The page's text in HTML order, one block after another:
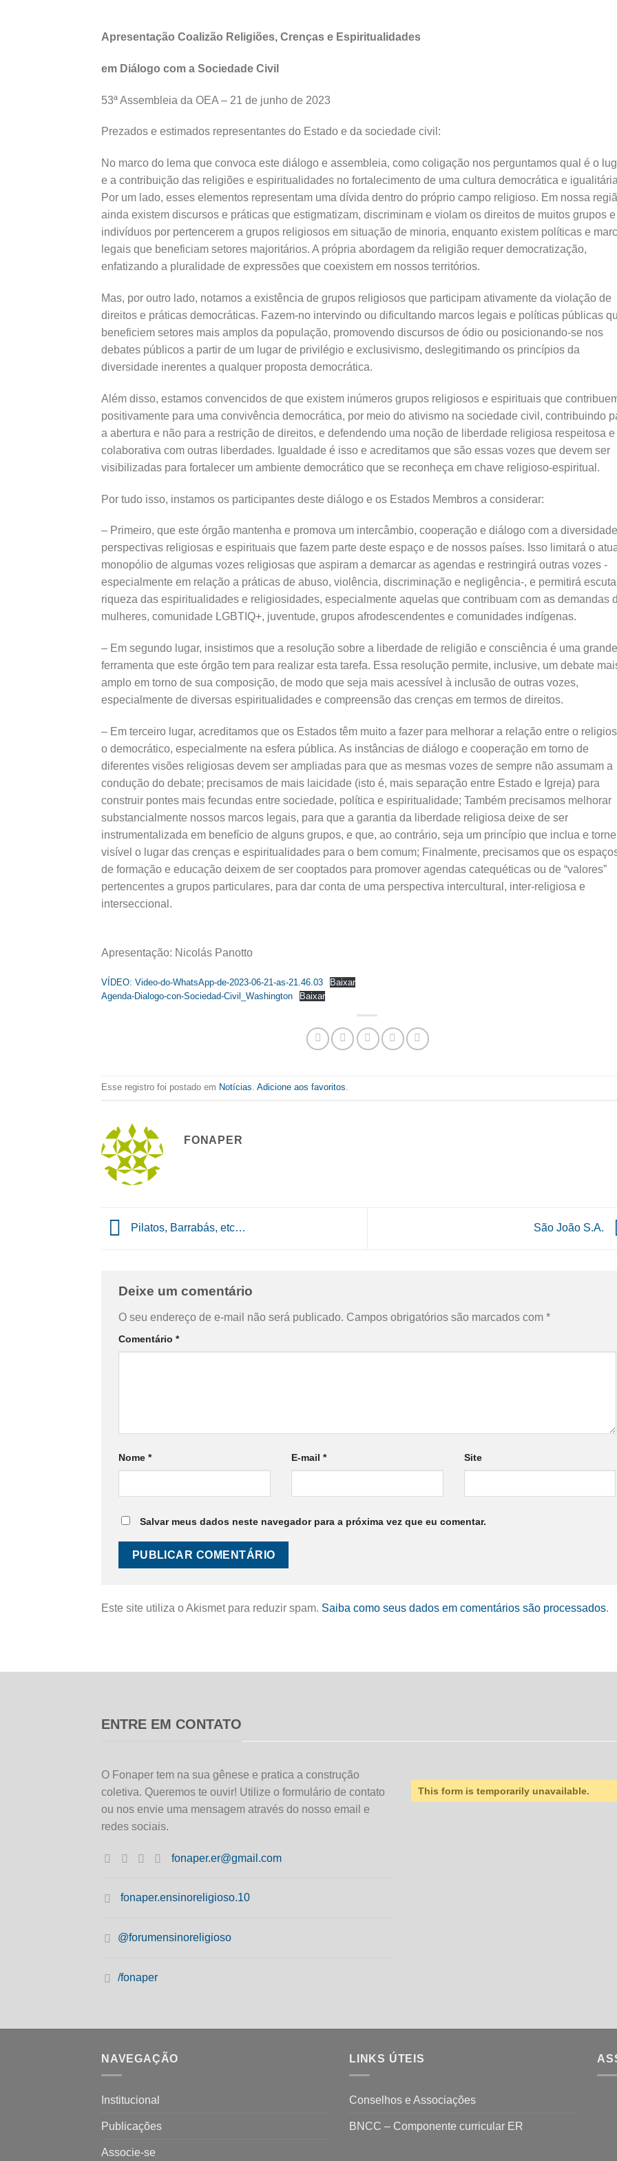
Apresentação Coalizão Religiões, Crenças e Espiritualidades
em Diálogo com a Sociedade Civil
53ª Assembleia da OEA – 21 de junho de 2023
Prezados e estimados representantes do Estado e da sociedade civil:
No marco do lema que convoca este diálogo e assembleia, como coligação nos perguntamos qual é o
e a contribuição das religiões e espiritualidades no fortalecimento de uma cultura democrática e
Por um lado, esses elementos representam uma dívida dentro do próprio campo religioso. Em nossa
ainda existem discursos e práticas que estigmatizam, discriminam e violam os direitos de muitos grupos e
indivíduos por pertencerem a grupos religiosos em situação de minoria, enquanto existem políticas e
legais que beneficiam setores majoritários. A própria abordagem da religião requer democratização,
enfatizando a pluralidade de expressões que coexistem em nossos territórios.
Mas, por outro lado, notamos a existência de grupos religiosos que participam ativamente da violação de
direitos e práticas democráticas. Fazem-no intervindo ou dificultando marcos legais e políticas públicas
beneficiem setores mais amplos da população, promovendo discursos de ódio ou posicionando-se nos
debates públicos a partir de um lugar de privilégio e exclusivismo, deslegitimando os princípios da
diversidade inerentes a qualquer proposta democrática.
Além disso, estamos convencidos de que existem inúmeros grupos religiosos e espirituais que
positivamente para uma convivência democrática, por meio do ativismo na sociedade civil, contribuindo
a abertura e não para a restrição de direitos, e defendendo uma noção de liberdade religiosa respeitosa e
colaborativa com outras liberdades. Igualdade é isso e acreditamos que são essas vozes que devem ser
visibilizadas para fortalecer um ambiente democrático que se reconheça em chave religioso-espiritual.
Por tudo isso, instamos os participantes deste diálogo e os Estados Membros a considerar:
– Primeiro, que este órgão mantenha e promova um intercâmbio, cooperação e diálogo com a
perspectivas religiosas e espirituais que fazem parte deste espaço e de nossos países. Isso limitará o
monopólio de algumas vozes religiosas que aspiram a demarcar as agendas e restringirá outras vozes -
especialmente em relação a práticas de abuso, violência, discriminação e negligência-, e permitirá
riqueza das espiritualidades e religiosidades, especialmente aquelas que contribuam com as demandas
mulheres, comunidade LGBTIQ+, juventude, grupos afrodescendentes e comunidades indígenas.
– Em segundo lugar, insistimos que a resolução sobre a liberdade de religião e consciência é uma grande
ferramenta que este órgão tem para realizar esta tarefa. Essa resolução permite, inclusive, um debate
amplo em torno de sua composição, de modo que seja mais acessível à inclusão de outras vozes,
especialmente de diversas espiritualidades e compreensão das crenças em termos de direitos.
– Em terceiro lugar, acreditamos que os Estados têm muito a fazer para melhorar a relação entre o
o democrático, especialmente na esfera pública. As instâncias de diálogo e cooperação em torno de
diferentes visões religiosas devem ser ampliadas para que as mesmas vozes de sempre não assumam a
condução do debate; precisamos de mais laicidade (isto é, mais separação entre Estado e Igreja) para
construir pontes mais fecundas entre sociedade, política e espiritualidade; Também precisamos melhorar
substancialmente nossos marcos legais, para que a garantia da liberdade religiosa deixe de ser
instrumentalizada em benefício de alguns grupos, e que, ao contrário, seja um princípio que inclua e torne
visível o lugar das crenças e espiritualidades para o bem comum; Finalmente, precisamos que os
de formação e educação deixem de ser cooptados para promover agendas catequéticas ou de “valores”
pertencentes a grupos particulares, para dar conta de uma perspectiva intercultural, inter-religiosa e
interseccional.
Apresentação: Nicolás Panotto
VÍDEO: Video-do-WhatsApp-de-2023-06-21-as-21.46.03
Baixar
Agenda-Dialogo-con-Sociedad-Civil_Washington
Baixar
Esse registro foi postado em Notícias. Adicione aos favoritos.
FONAPER
Pilatos, Barrabás, etc… São João S.A.
Deixe um comentário
O seu endereço de e-mail não será publicado. Campos obrigatórios são marcados com *
Comentário *
Nome * E-mail * Site
Salvar meus dados neste navegador para a próxima vez que eu comentar.
Este site utiliza o Akismet para reduzir spam. Saiba como seus dados em comentários são processados.
ENTRE EM CONTATO
O Fonaper tem na sua gênese e pratica a construção
coletiva. Queremos te ouvir! Utilize o formulário de contato
ou nos envie uma mensagem através do nosso email e
redes sociais.
fonaper.er@gmail.com
fonaper.ensinoreligioso.10
@forumensinoreligioso
/fonaper
This form is temporarily unavailable.
NAVEGAÇÃO
Institucional
Publicações
Associe-se
LINKS ÚTEIS
Conselhos e Associações
BNCC – Componente curricular ER